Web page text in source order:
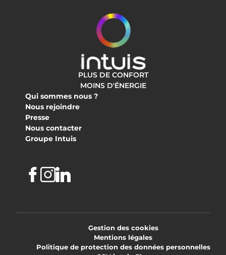
PLUS DE CONFORT
MOINS D'ÉNERGIE
Qui sommes nous ?
Nous rejoindre
Presse
Nous contacter
Groupe Intuis
Facebook
Instagram
Linkedin
Gestion des cookies
Mentions légales
Politique de protection des données personnelles